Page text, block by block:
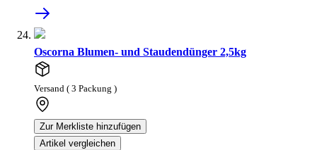
Oscorna Blumen- und Staudendünger 2,5kg
Versand ( 3 Packung )
Zur Merkliste hinzufügen
Artikel vergleichen